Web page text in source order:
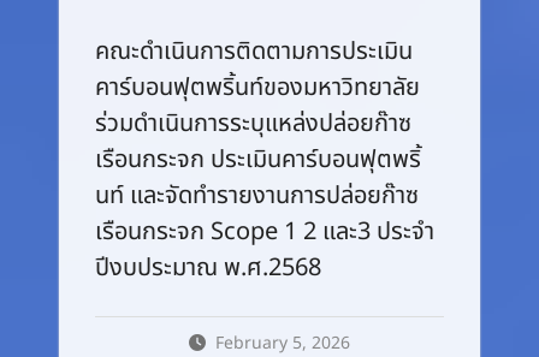
คณะดำเนินการติดตามการประเมิน
คาร์บอนฟุตพริ้นท์ของมหาวิทยาลัย
ร่วมดำเนินการระบุแหล่งปล่อยก๊าซ
เรือนกระจก ประเมินคาร์บอนฟุตพริ้
นท์ และจัดทำรายงานการปล่อยก๊าซ
เรือนกระจก Scope 1 2 และ3 ประจำ
ปีงบประมาณ พ.ศ.2568
February 5, 2026